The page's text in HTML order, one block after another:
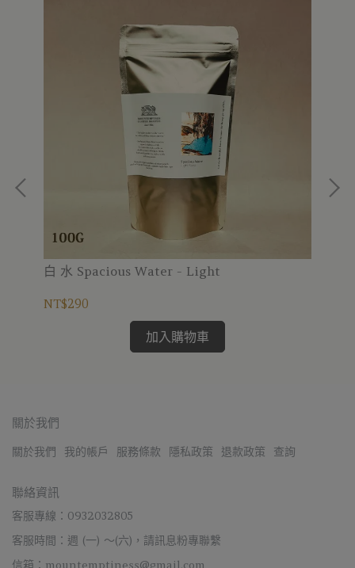
白 水 Spacious Water - Light
NT$290
加入購物車
關於我們
關於我們 我的帳戶 服務條款 隱私政策 退款政策 查詢
聯絡資訊
客服專線：0932032805
客服時間：週 (一) ～(六)，請訊息粉專聯繫
信箱：mountemptiness@gmail.com